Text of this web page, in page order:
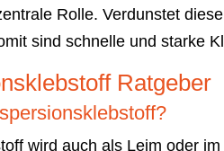
Rolle. Verdunstet
sind schnelle und starke
Ratgeber
wird auch als Leim oder